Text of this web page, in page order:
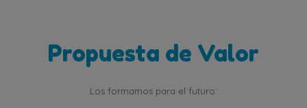
Propuesta de Valor
Los formamos para el futuro: